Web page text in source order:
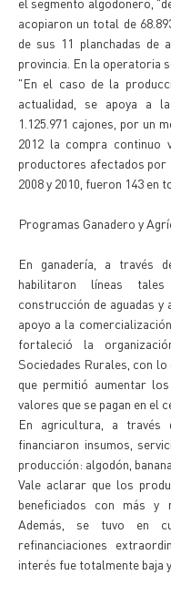
acopiaron un total de
de sus 11 planchadas de
provincia. En la operatoria
"En el caso de la
actualidad, se apoya a
1.125.971 cajones, por un
2012 la compra continuo
productores afectados por
2008 y 2010, fueron 143 en
Programas Ganadero y
En ganadería, a través
habilitaron líneas
construcción de aguadas
apoyo a la
fortaleció la
Sociedades Rurales, con
que permitió aumentar
valores que se pagan en el
En agricultura, a través
financiaron insumos,
producción: algodón,
Vale aclarar que los
beneficiados con más y
Además, se tuvo en
refinanciaciones
interés fue totalmente baja